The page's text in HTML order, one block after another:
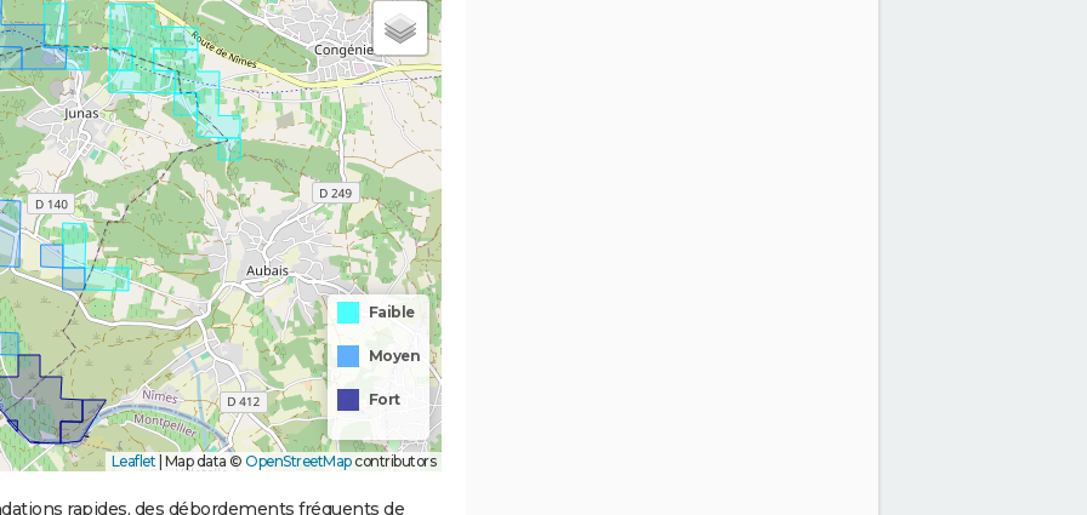
Faible
Moyen
Fort
Leaflet Map data © OpenStreetMapcontributors
rapides, des débordements fréquents de